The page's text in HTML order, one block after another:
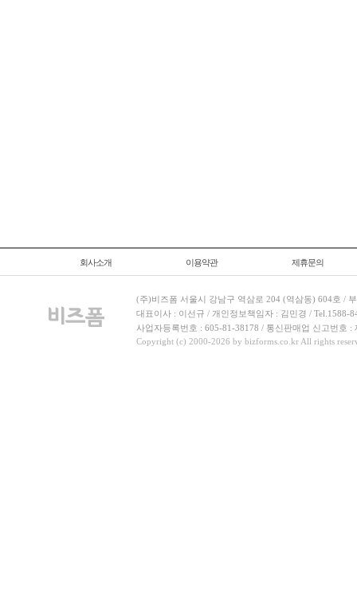
회사소개 이용약관 제휴문의
(주)비즈폼 서울시 강남구 역삼로 204 (역삼동) 604호 /
대표이사 : 이선규 / 개인정보책임자 : 김민경 / Tel.1588-
사업자등록번호 : 605-81-38178 / 통신판매업 신고번호 :
Copyright (c) 2000-2026 by bizforms.co.kr All rights